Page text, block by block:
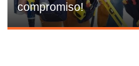
compromiso!